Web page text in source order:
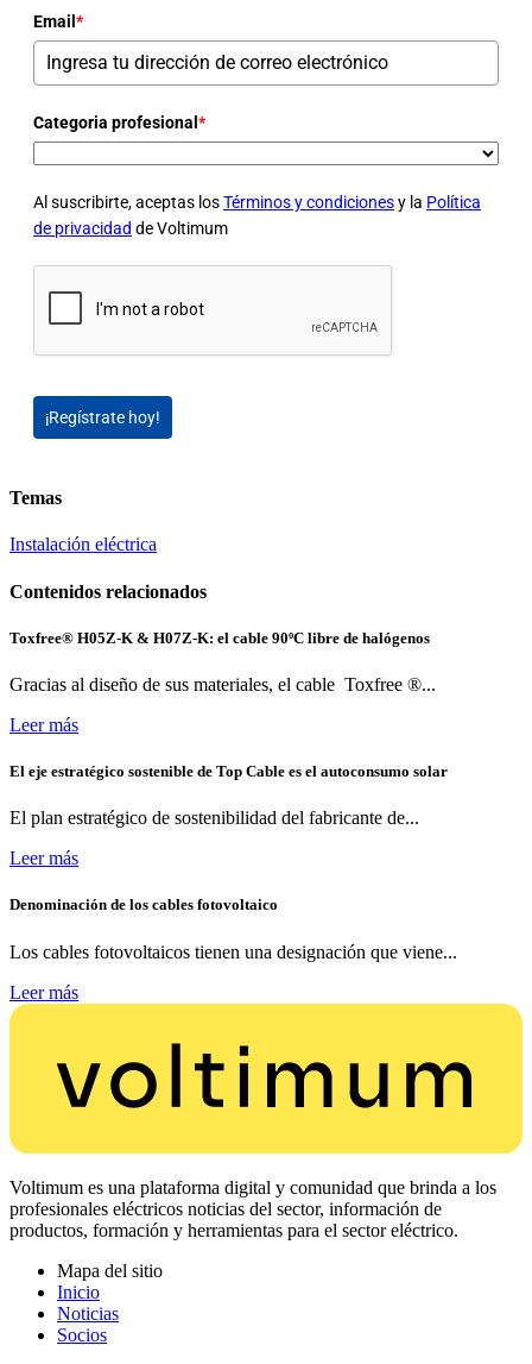
Email *
Categoria profesional *
Al suscribirte, aceptas losTérminos y condicionesy la Política
de privacidad de Voltimum
¡Regístrate hoy!
Temas
Instalación eléctrica
Contenidos relacionados
Toxfree® H05Z-K & H07Z-K: el cable 90ºC libre de halógenos
Gracias al diseño de sus materiales, el cable Toxfree ®...
Leer más
El eje estratégico sostenible de Top Cable es el autoconsumo solar
El plan estratégico de sostenibilidad del fabricante de...
Leer más
Denominación de los cables fotovoltaico
Los cables fotovoltaicos tienen una designación que viene...
Leer más
Voltimum es una plataforma digital y comunidad que brinda a los
profesionales eléctricos noticias del sector, información de
productos, formación y herramientas para el sector eléctrico.
Mapa del sitio
Inicio
Noticias
Socios